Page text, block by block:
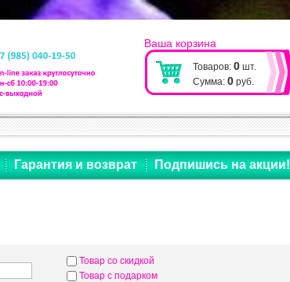
Ваша корзина
Товаров: 0 шт.
Сумма: 0 руб.
Гарантия и возврат Подпишись на акции!
Товар со скидкой
Товар с подарком